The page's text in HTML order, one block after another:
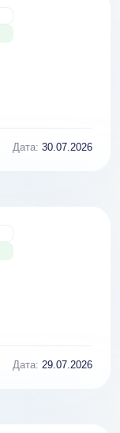
Дата: 30.07.2026
Дата: 29.07.2026